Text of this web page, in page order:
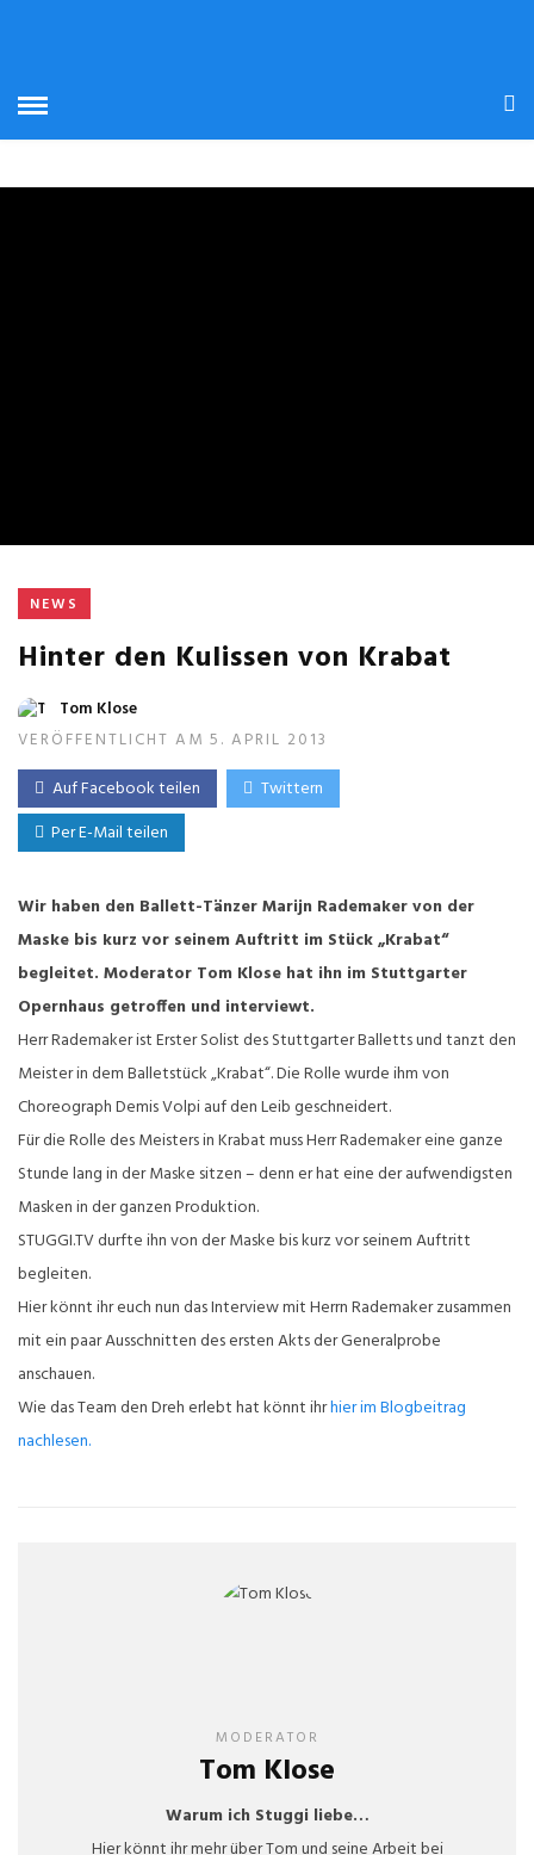
NEWS
Hinter den Kulissen von Krabat
Tom Klose
VERÖFFENTLICHT AM 5. APRIL 2013
Auf Facebook teilen
Twittern
Per E-Mail teilen
Wir haben den Ballett-Tänzer Marijn Rademaker von der
Maske bis kurz vor seinem Auftritt im Stück „Krabat“
begleitet. Moderator Tom Klose hat ihn im Stuttgarter
Opernhaus getroffen und interviewt.
Herr Rademaker ist Erster Solist des Stuttgarter Balletts und tanzt den
Meister in dem Balletstück „Krabat“. Die Rolle wurde ihm von
Choreograph Demis Volpi auf den Leib geschneidert.
Für die Rolle des Meisters in Krabat muss Herr Rademaker eine ganze
Stunde lang in der Maske sitzen – denn er hat eine der aufwendigsten
Masken in der ganzen Produktion.
STUGGI.TV durfte ihn von der Maske bis kurz vor seinem Auftritt
begleiten.
Hier könnt ihr euch nun das Interview mit Herrn Rademaker zusammen
mit ein paar Ausschnitten des ersten Akts der Generalprobe
anschauen.
Wie das Team den Dreh erlebt hat könnt ihrhier im Blogbeitrag
nachlesen.
MODERATOR
Tom Klose
Warum ich Stuggi liebe…